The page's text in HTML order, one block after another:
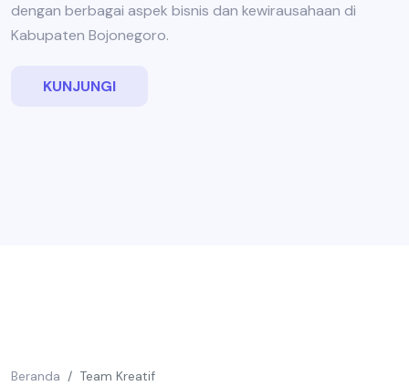
dengan berbagai aspek bisnis dan kewirausahaan di
Kabupaten Bojonegoro.
KUNJUNGI
Beranda Team Kreatif